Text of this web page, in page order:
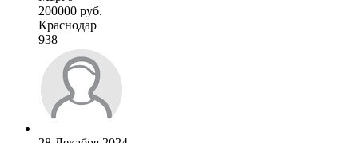
200000 руб.
Краснодар
938